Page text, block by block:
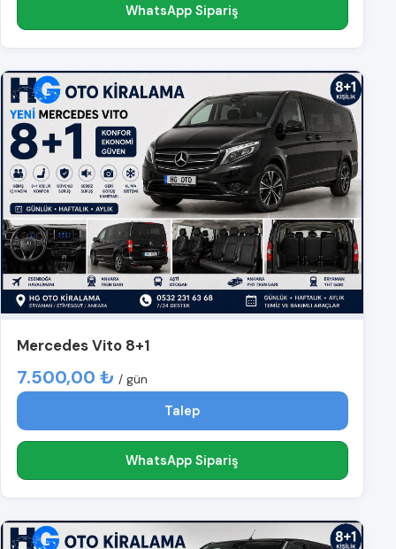
WhatsApp Sipariş
Mercedes Vito 8+1
7.500,00 ₺ / gün
Talep
WhatsApp Sipariş